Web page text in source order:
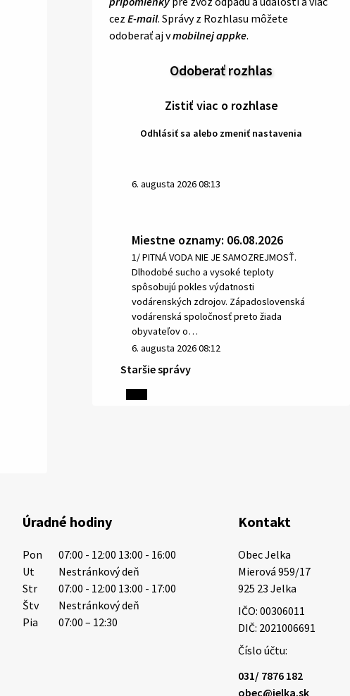
cez E-mail. Správy z Rozhlasu môžete
odoberať aj vmobilnej appke.
Odoberať rozhlas
Zistiť viac o rozhlase
Odhlásiť sa alebo zmeniť nastavenia
6. augusta 2026 08:13
Miestne oznamy: 06.08.2026
1/ PITNÁ VODA NIE JE SAMOZREJMOSŤ.
Dlhodobé sucho a vysoké teploty
spôsobujú pokles výdatnosti
vodárenských zdrojov. Západoslovenská
vodárenská spoločnosť preto žiada
obyvateľov o…
6. augusta 2026 08:12
opustila Irena Tanková, rodená Tanková.
5. augusta 2026 12:59
3. augusta 2026 08:45
Miestne oznamy: 03.08.2026
Smútočné oznamy: 03.08.2026 1/ Vážení
Staršie správy
Úradné hodiny
Pon
07:00 - 12:00 13:00 - 16:00
Ut
Nestránkový deň
Str
07:00 - 12:00 13:00 - 17:00
Štv
Nestránkový deň
Pia
07:00 – 12:30
Kontakt
Obec Jelka
Mierová 959/17
925 23 Jelka
IČO: 00306011
DIČ: 2021006691
Číslo účtu:
031/ 7876 182
obec@jelka.sk